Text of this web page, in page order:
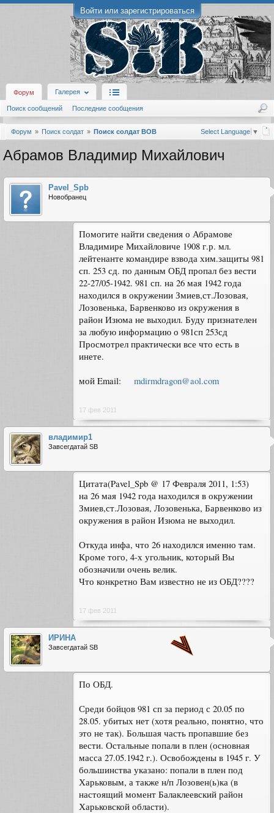
Войти или зарегистрироваться
Форум Галерея
Поиск сообщений Последние сообщения
Select Language ▼
Форум Поиск солдат Поиск солдат ВОВ
Абрамов Владимир Михайлович
Pavel_Spb
Новобранец
Помогите найти сведения о Абрамове
Владимире Михайловиче 1908 г.р. мл.
лейтенанте командире взвода хим.защиты 981
сп. 253 сд. по данным ОБД пропал без вести
22-27/05-1942. 981 сп. на 26 мая 1942 года
находился в окружении Змиев,ст.Лозовая,
Лозовенька, Барвенково из окружения в
район Изюма не выходил. Буду признателен
за любую информацию о 981сп 253сд
Просмотрел практически все что есть в
инете.
мой Email: mdirmdragon@aol.com
17 фев 2011
владимир1
Завсегдатай SB
Цитата(Pavel_Spb @ 17 Февраля 2011, 1:53)
на 26 мая 1942 года находился в окружении
Змиев,ст.Лозовая, Лозовенька, Барвенково из
окружения в район Изюма не выходил.
Откуда инфа, что 26 находился именно там.
Кроме того, 4-х угольник, который Вы
обозначили очень велик.
Что конкретно Вам известно не из ОБД????
17 фев 2011
ИРИНА
Завсегдатай SB
По ОБД.
Среди бойцов 981 сп за период с 20.05 по
28.05. убитых нет (хотя реально, понятно, что
это не так). Большая часть пропавшие без
вести. Остальные попали в плен (основная
масса 27.05.1942 г.). Освобождены в 1945 г. У
большинства указано: попали в плен под
Харьковым, а также н/п Лозовен(ь)ка (в
настоящий момент Балаклеевский район
Харьковской области).